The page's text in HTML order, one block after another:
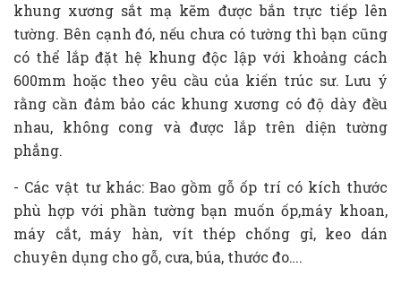
khung xương sắt mạ kẽm được bắn trực tiếp lên
tường. Bên cạnh đó, nếu chưa có tường thì bạn cũng
có thể lắp đặt hệ khung độc lập với khoảng cách
600mm hoặc theo yêu cầu của kiến trúc sư. Lưu ý
rằng cần đảm bảo các khung xương có độ dày đều
nhau, không cong và được lắp trên diện tường
phẳng.
- Các vật tư khác: Bao gồm gỗ ốp trí có kích thước
phù hợp với phần tường bạn muốn ốp,máy khoan,
máy cắt, máy hàn, vít thép chống gỉ, keo dán
chuyên dụng cho gỗ, cưa, búa, thước đo….